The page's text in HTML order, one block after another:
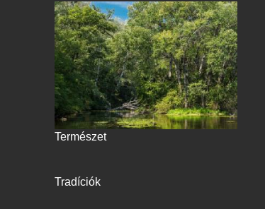
Természet
Tradíciók